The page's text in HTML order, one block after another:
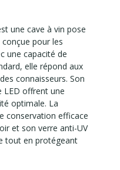
une cave à vin pose
pour les
une capacité de
elle répond aux
connaisseurs. Son
LED offrent une
optimale. La
conservation efficace
et son verre anti-UV
tout en protégeant